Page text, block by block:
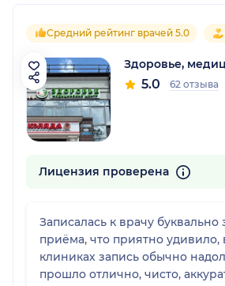
Средний рейтинг врачей 5.0
Здоровье,
5.0 62 отзыва
Лицензия проверена
Записалась к врачу буквально
приёма, что приятно удивило,
клиниках запись обычно
прошло отлично, чисто,